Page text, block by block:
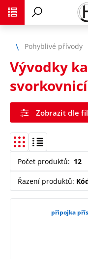
Pohyblivé přívody
Vývodky
svorkovnicí
Zobrazit dle
Počet produktů: 12
Řazení produktů:
připojka